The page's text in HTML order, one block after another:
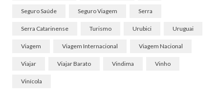
Seguro Saúde Seguro Viagem Serra
Serra Catarinense Turismo Urubici Uruguai
Viagem Viagem Internacional Viagem Nacional
Viajar Viajar Barato Vindima Vinho
Vinícola